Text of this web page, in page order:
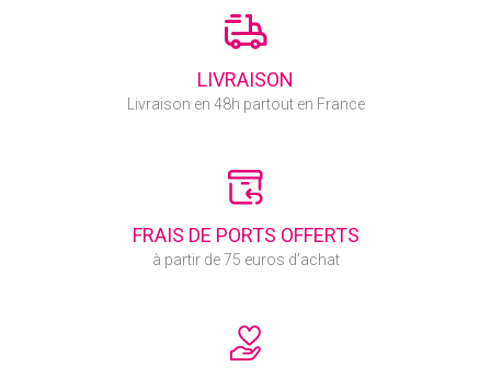
LIVRAISON
Livraison en 48h partout en France
FRAIS DE PORTS OFFERTS
à partir de 75 euros d’achat